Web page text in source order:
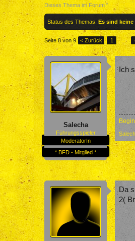
Dieses Thema im Forum "Unser
Status des Themas: Es sind
Seite 8 von 9 < Zurück 1 ←
Salecha
Führungsspieler
ModeratorIn
* BFD - Mitglied *
Ich
Da
2(